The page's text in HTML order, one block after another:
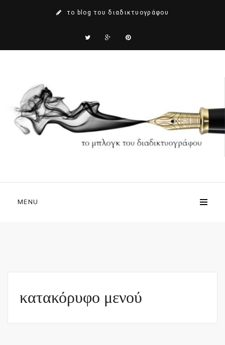
το blog του διαδικτυογράφου
MENU
κατακόρυφο μενού